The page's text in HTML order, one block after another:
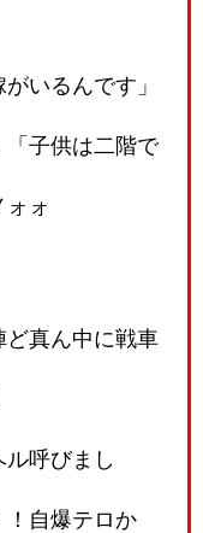
いるんです」
「子供は二階で
ォ
ど真ん中に戦車
呼びまし
！自爆テロか